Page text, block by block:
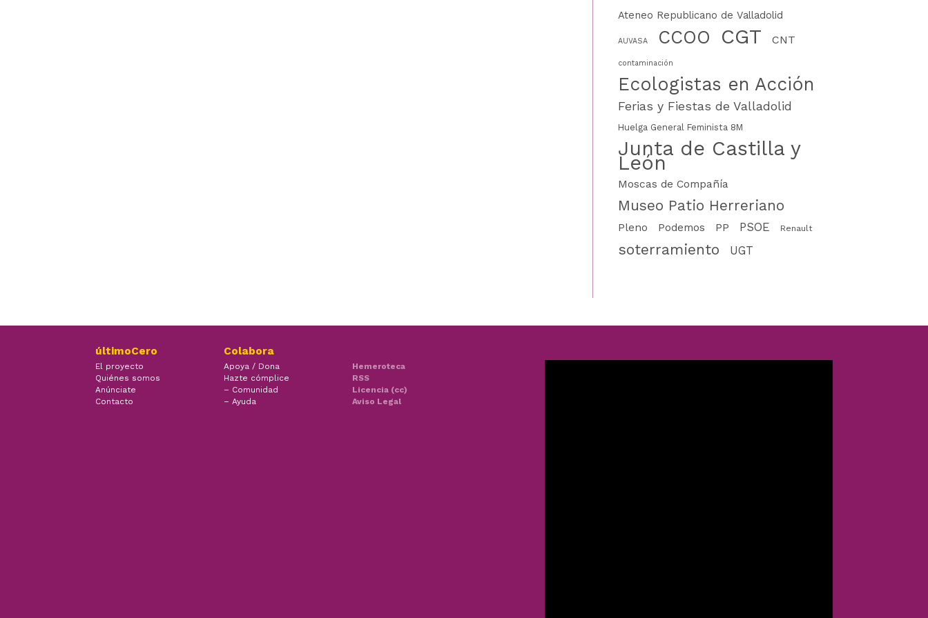
Ateneo Republicano de Valladolid
AUVASA CCOO CGT CNT
contaminación
Ecologistas en Acción
Ferias y Fiestas de Valladolid
Huelga General Feminista 8M
Junta de Castilla y
León
Moscas de Compañía
Museo Patio Herreriano
Pleno Podemos PP PSOE Renault
soterramiento UGT
últimoCero
El proyecto
Quiénes somos
Anúnciate
Contacto
Colabora
Apoya / Dona
Hazte cómplice
– Comunidad
– Ayuda
Hemeroteca
RSS
Licencia (cc)
Aviso Legal